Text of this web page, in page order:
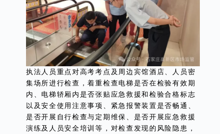
执法人员重点对高考考点及周边宾馆酒店、人员密
集场所进行检查，着重检查电梯是否在检验有效期
内、电梯轿厢内是否张贴应急救援和检验合格标志
以及安全使用注意事项、紧急报警装置是否畅通、
是否开展自行检查与定期维保、是否开展应急救援
演练及人员安全培训等，对检查发现的风险隐患，